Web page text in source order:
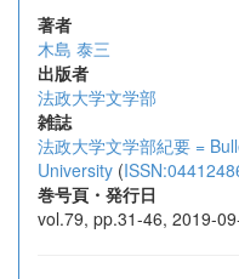
著者
木島 泰三
出版者
法政大学文学部
雑誌
法政大学文学部紀要 =
University (
巻号頁・発行日
vol.79, pp.31-46, 2019-